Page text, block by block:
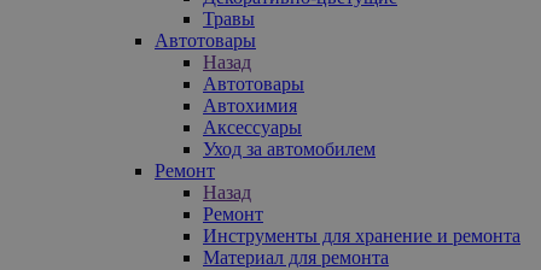
Травы
Автотовары
Назад
Автотовары
Автохимия
Аксессуары
Уход за автомобилем
Ремонт
Назад
Ремонт
Инструменты для хранение и ремонта
Материал для ремонта